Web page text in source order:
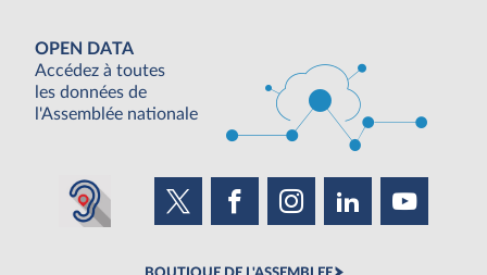
OPEN DATA
Accédez à toutes
les données de
l'Assemblée nationale